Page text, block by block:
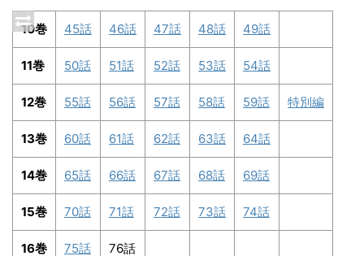
10巻 45話 46話 47話 48話 49話
11巻 50話 51話 52話 53話 54話
12巻 55話 56話 57話 58話 59話 特別編
13巻 60話 61話 62話 63話 64話
14巻 65話 66話 67話 68話 69話
15巻 70話 71話 72話 73話 74話
16巻 75話 76話